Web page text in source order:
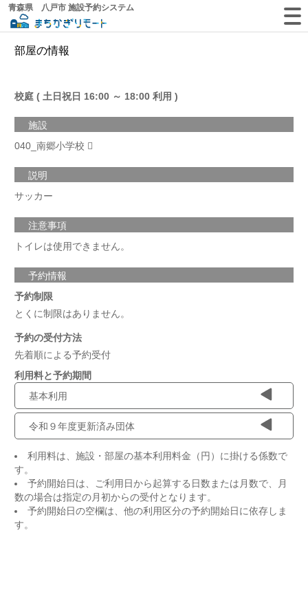
青森県 八戸市 施設予約システム
部屋の情報
校庭 ( 土日祝日 16:00 ～ 18:00 利用 )
施設
040_南郷小学校
説明
サッカー
注意事項
トイレは使用できません。
予約情報
予約制限
とくに制限はありません。
予約の受付方法
先着順による予約受付
利用料と予約期間
基本利用
令和９年度更新済み団体
利用料は、施設・部屋の基本利用料金（円）に掛ける係数で
す。
予約開始日は、ご利用日から起算する日数または月数で、月
数の場合は指定の月初からの受付となります。
予約開始日の空欄は、他の利用区分の予約開始日に依存しま
す。